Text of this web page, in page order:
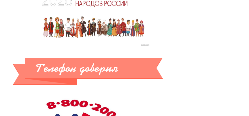
Телефон доверия